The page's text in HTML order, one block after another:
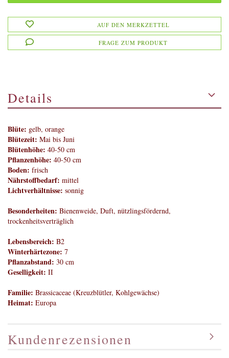
AUF DEN MERKZETTEL
FRAGE ZUM PRODUKT
Details
Blüte: gelb, orange
Blütezeit: Mai bis Juni
Blütenhöhe: 40-50 cm
Pflanzenhöhe: 40-50 cm
Boden: frisch
Nährstoffbedarf: mittel
Lichtverhältnisse: sonnig
Besonderheiten: Bienenweide, Duft, nützlingsfördernd,
trockenheitsverträglich
Lebensbereich: B2
Winterhärtezone: 7
Pflanzabstand: 30 cm
Geselligkeit: II
Familie: Brassicaceae (Kreuzblütler, Kohlgewächse)
Heimat: Europa
Kundenrezensionen